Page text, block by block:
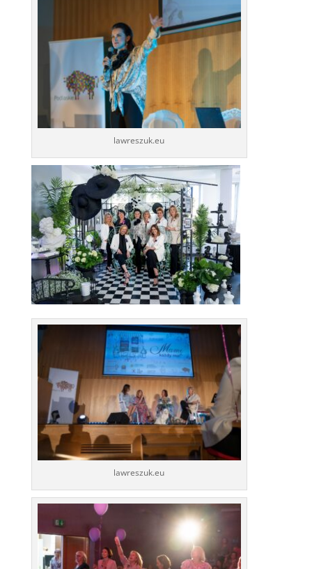
lawreszuk.eu
lawreszuk.eu